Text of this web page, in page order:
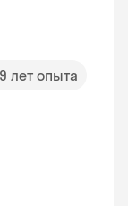
лет опыта